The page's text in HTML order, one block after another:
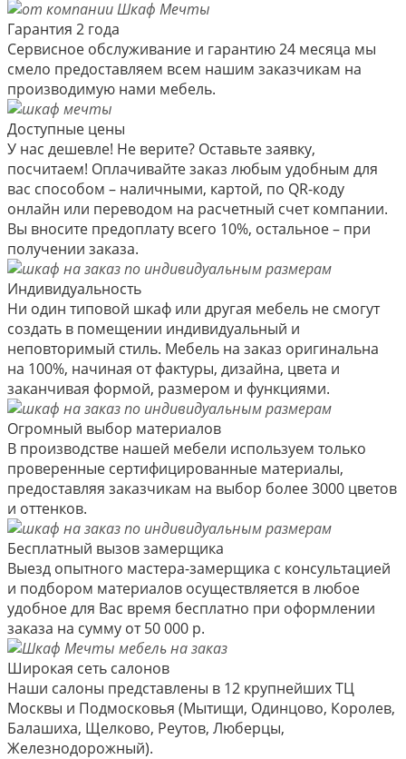
Гарантия 2 года
Сервисное обслуживание и гарантию 24 месяца мы
смело предоставляем всем нашим заказчикам на
производимую нами мебель.
Доступные цены
У нас дешевле! Не верите? Оставьте заявку,
посчитаем! Оплачивайте заказ любым удобным для
вас способом – наличными, картой, по QR-коду
онлайн или переводом на расчетный счет компании.
Вы вносите предоплату всего 10%, остальное – при
получении заказа.
Индивидуальность
Ни один типовой шкаф или другая мебель не смогут
создать в помещении индивидуальный и
неповторимый стиль. Мебель на заказ оригинальна
на 100%, начиная от фактуры, дизайна, цвета и
заканчивая формой, размером и функциями.
Огромный выбор материалов
В производстве нашей мебели используем только
проверенные сертифицированные материалы,
предоставляя заказчикам на выбор более 3000 цветов
и оттенков.
Бесплатный вызов замерщика
Выезд опытного мастера-замерщика с консультацией
и подбором материалов осуществляется в любое
удобное для Вас время бесплатно при оформлении
заказа на сумму от 50 000 р.
Широкая сеть салонов
Наши салоны представлены в 12 крупнейших ТЦ
Москвы и Подмосковья (Мытищи, Одинцово, Королев,
Балашиха, Щелково, Реутов, Люберцы,
Железнодорожный).